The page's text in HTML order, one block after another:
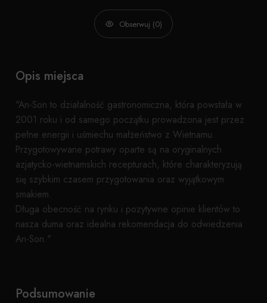
Obserwuj (0)
Opis miejsca
"An-Son to działalność gastronomiczna, która powstała w
2001 roku i od samego początku prowadzona jest przez
pełne energii i uśmiechu małżeństwo z Wietnamu.
Przygotowywane potrawy oparte są na oryginalnych
azjatycko-wietnamskich recepturach, które charakteryzują
się szybkim czasem przygotowania oraz wyjątkowym
smakiem.
Długa obecność na rynku i pozytywne opinie klientów to
nasza duma oraz idealna rekomendacja do odwiedzenia
An-Son."
Podsumowanie